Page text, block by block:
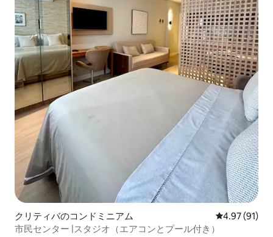
クリティバのコンドミニアム レビュー91
4.97 (91)
市民センター |スタジオ（エアコンとプール付き）